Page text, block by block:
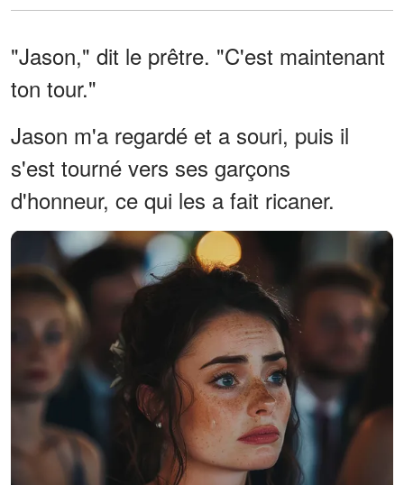
"Jason," dit le prêtre. "C'est maintenant
ton tour."
Jason m'a regardé et a souri, puis il
s'est tourné vers ses garçons
d'honneur, ce qui les a fait ricaner.